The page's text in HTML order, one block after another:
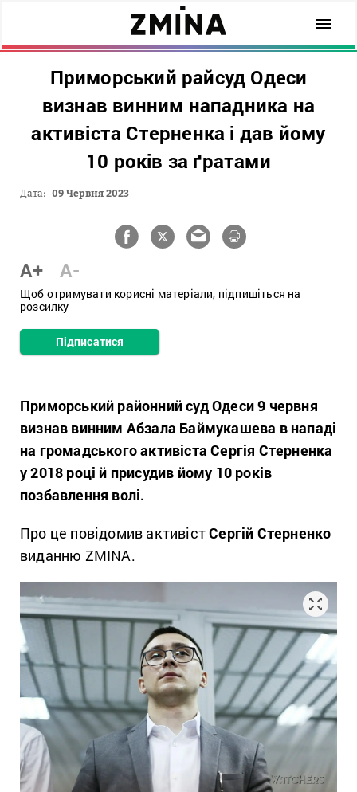
Приморський райсуд Одеси
визнав винним нападника на
активіста Стерненка і дав йому
10 років за ґратами
Дата: 09 Червня 2023
A+ A-
Щоб отримувати корисні матеріали, підпишіться на
розсилку
Підписатися
Приморський районний суд Одеси 9 червня
визнав винним Абзала Баймукашева в нападі
на громадського активіста Сергія Стерненка
у 2018 році й присудив йому 10 років
позбавлення волі.
Про це повідомив активістСергій Стерненко
виданню ZMINA.